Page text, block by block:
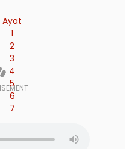
Ayat
1
2
3
4
5
6
7